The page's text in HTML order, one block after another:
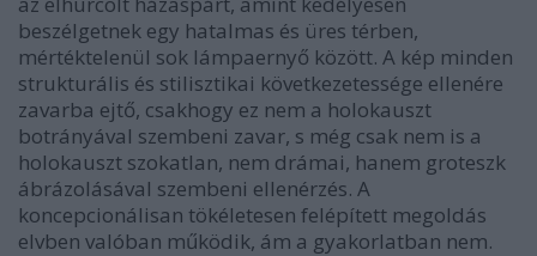
beszélgetnek egy hatalmas és üres térben,
mértéktelenül sok lámpaernyő között. A kép minden
strukturális és stilisztikai következetessége ellenére
zavarba ejtő, csakhogy ez nem a holokauszt
botrányával szembeni zavar, s még csak nem is a
holokauszt szokatlan, nem drámai, hanem groteszk
ábrázolásával szembeni ellenérzés. A
koncepcionálisan tökéletesen felépített megoldás
elvben valóban működik, ám a gyakorlatban nem.